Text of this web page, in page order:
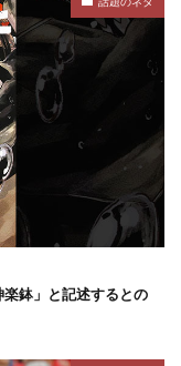
楽鉢」と記述するとの